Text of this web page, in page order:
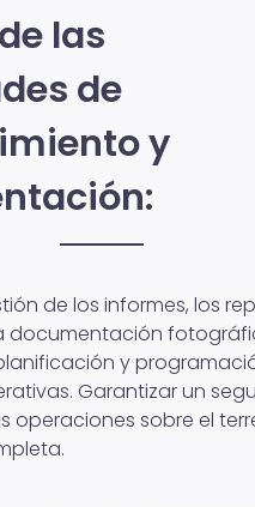
las
de
y
de los informes, los
documentación
y
Garantizar un
operaciones sobre el